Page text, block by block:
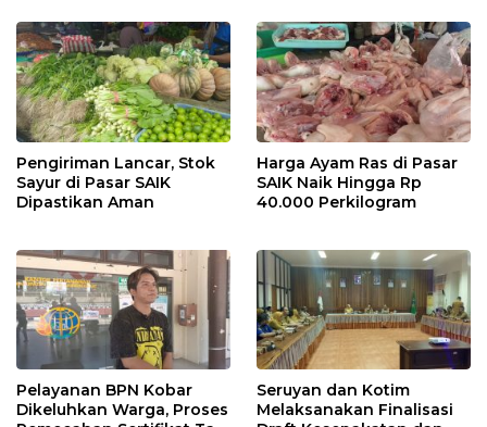
Pengiriman Lancar, Stok
Sayur di Pasar SAIK
Dipastikan Aman
Harga Ayam Ras di Pasar
SAIK Naik Hingga Rp
40.000 Perkilogram
Pelayanan BPN Kobar
Dikeluhkan Warga, Proses
Seruyan dan Kotim
Melaksanakan Finalisasi